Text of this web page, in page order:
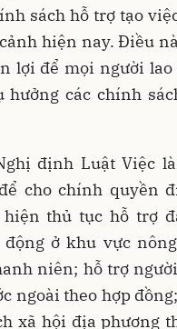
sách hỗ trợ tạo
hiện nay. Điều
lợi để mọi người lao
hưởng các chính
định Luật Việc
cho chính quyền
thủ tục hỗ trợ
động ở khu vực
niên; hỗ trợ
ngoài theo hợp
xã hội địa phương